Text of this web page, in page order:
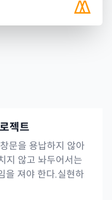
젝트
문을 용납하지 않아
지 않고 놔두어서는
을 져야 한다.실현하